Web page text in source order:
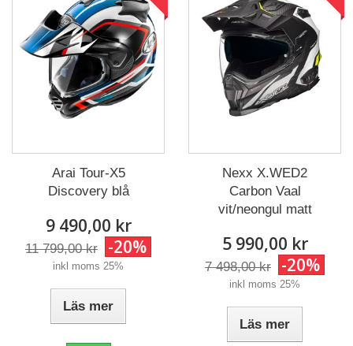
Arai Tour-X5
Discovery blå
9 490,00 kr
11 799,00 kr -20%
inkl moms 25%
Läs mer
Nexx X.WED2
Carbon Vaal
vit/neongul matt
5 990,00 kr
7 498,00 kr -20%
inkl moms 25%
Läs mer